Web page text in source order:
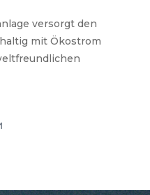
versorgt den
mit Ökostrom